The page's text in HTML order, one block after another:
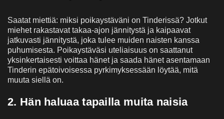
Saatat miettiä: miksi poikaystäväni on Tinderissä? Jotkut
miehet rakastavat takaa-ajon jännitystä ja kaipaavat
jatkuvasti jännitystä, joka tulee muiden naisten kanssa
puhumisesta. Poikaystäväsi uteliaisuus on saattanut
yksinkertaisesti voittaa hänet ja saada hänet asentamaan
Tinderin epätoivoisessa pyrkimyksessään löytää, mitä
muuta siellä on.
2. Hän haluaa tapailla muita naisia